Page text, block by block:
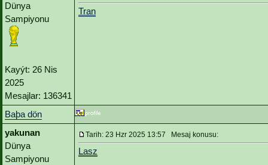
Dünya
Sampiyonu
Kayýt: 26 Nis
2025
Mesajlar: 136341
Tran
Baþa dön
yakunan
Dünya
Sampiyonu
Tarih: 23 Hzr 2025 13:57 Mesaj konusu:
Lasz